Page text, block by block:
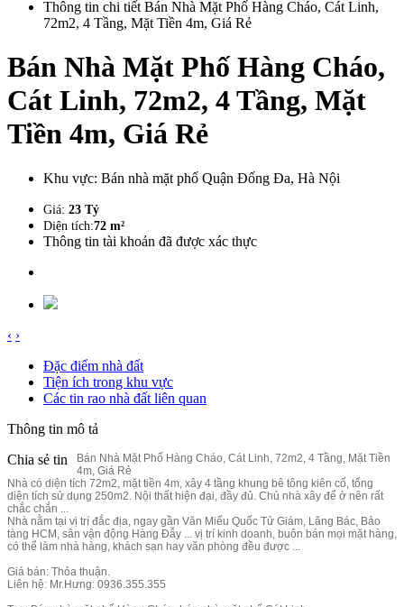
Thông tin chi tiết Bán Nhà Mặt Phố Hàng Cháo, Cát Linh,
72m2, 4 Tầng, Mặt Tiền 4m, Giá Rẻ
Bán Nhà Mặt Phố Hàng Cháo,
Cát Linh, 72m2, 4 Tầng, Mặt
Tiền 4m, Giá Rẻ
Khu vực: Bán nhà mặt phố Quận Đống Đa, Hà Nội
Giá: 23 Tỷ
Diện tích:72 m²
Thông tin tài khoản đã được xác thực
‹ ›
Đặc điểm nhà đất
Tiện ích trong khu vực
Các tin rao nhà đất liên quan
Thông tin mô tả
Chia sẻ tin
Bán Nhà Mặt Phố Hàng Cháo, Cát Linh, 72m2, 4 Tầng, Mặt Tiền
4m, Giá Rẻ
Nhà có diện tích 72m2, mặt tiền 4m, xây 4 tầng khung bê tông kiên cố, tổng
diện tích sử dụng 250m2. Nội thất hiện đại, đầy đủ. Chủ nhà xây để ở nên rất
chắc chắn ...
Nhà nằm tại vị trí đắc địa, ngay gần Văn Miếu Quốc Tử Giám, Lăng Bác, Bảo
tàng HCM, sân vận động Hàng Đẫy ... vị trí kinh doanh, buôn bán mọi mặt hàng,
có thể làm nhà hàng, khách sạn hay văn phòng đều được ...
Giá bán: Thỏa thuận.
Liên hệ: Mr.Hưng: 0936.355.355